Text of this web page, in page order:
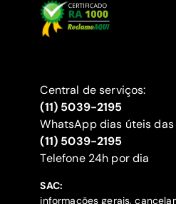
Central de serviços:
(11) 5039-2195
WhatsApp dias úteis
(11) 5039-2195
‍Telefone 24h por dia
SAC:
informações gerais,